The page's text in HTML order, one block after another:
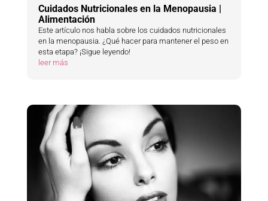
Cuidados Nutricionales en la Menopausia |
Alimentación
Este artículo nos habla sobre los cuidados nutricionales
en la menopausia. ¿Qué hacer para mantener el peso en
esta etapa? ¡Sigue leyendo!
leer más